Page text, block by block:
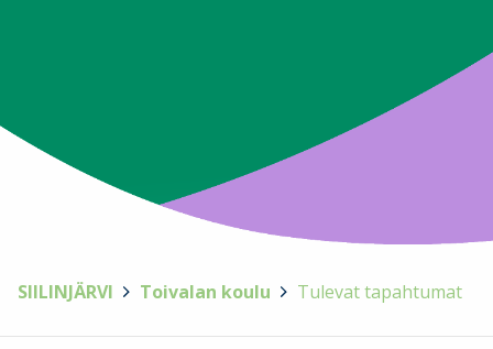
SIILINJÄRVI Toivalan koulu Tulevat tapahtumat